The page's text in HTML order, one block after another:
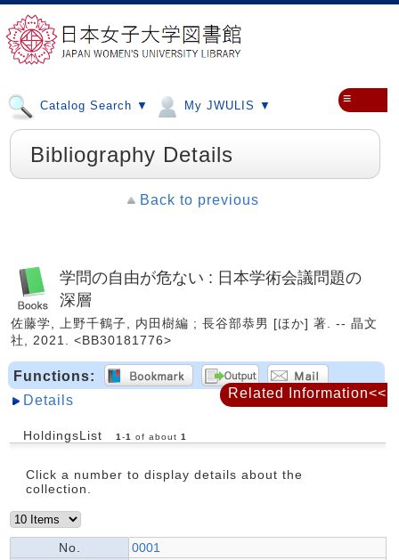
Catalog Search ▼ My JWULIS ▼ ≡
Bibliography Details
Back to previous
学問の自由が危ない : 日本学術会議問題の
深層
佐藤学, 上野千鶴子, 内田樹編 ; 長谷部恭男 [ほか] 著. -- 晶文
社, 2021. <BB30181776>
Functions:
Details
HoldingsList 1 -1 of about 1
Click a number to display details about the
collection.
No.
0001
Related Information<<